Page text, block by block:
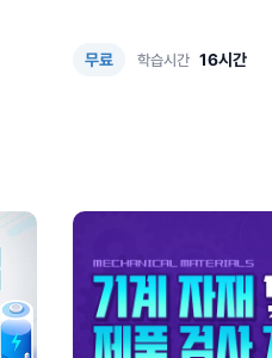
무료 학습시간 16시간